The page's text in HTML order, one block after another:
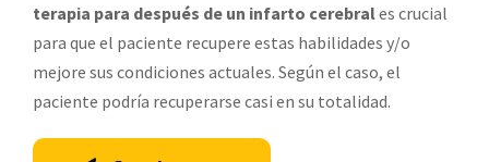
terapia para después de un infarto cerebrales crucial
para que el paciente recupere estas habilidades y/o
mejore sus condiciones actuales. Según el caso, el
paciente podría recuperarse casi en su totalidad.